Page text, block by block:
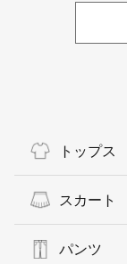
トップス
スカート
パンツ